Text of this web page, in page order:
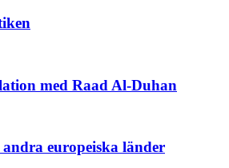
med Raad Al-Duhan
europeiska länder